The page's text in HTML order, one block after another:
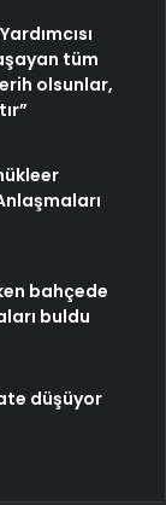
tüm
olsunlar,
bahçede
buldu
düşüyor